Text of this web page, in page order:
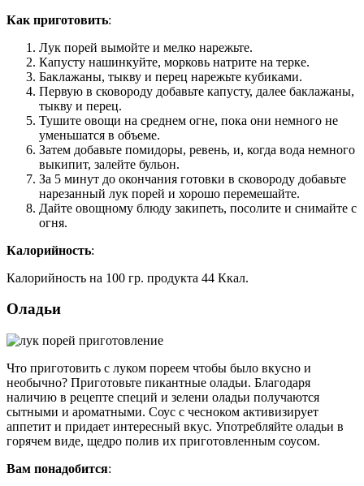
Как приготовить:
Лук порей вымойте и мелко нарежьте.
Капусту нашинкуйте, морковь натрите на терке.
Баклажаны, тыкву и перец нарежьте кубиками.
Первую в сковороду добавьте капусту, далее баклажаны,
тыкву и перец.
Тушите овощи на среднем огне, пока они немного не
уменьшатся в объеме.
Затем добавьте помидоры, ревень, и, когда вода немного
выкипит, залейте бульон.
За 5 минут до окончания готовки в сковороду добавьте
нарезанный лук порей и хорошо перемешайте.
Дайте овощному блюду закипеть, посолите и снимайте с
огня.
Калорийность:
Калорийность на 100 гр. продукта 44 Ккал.
Оладьи
Что приготовить с луком пореем чтобы было вкусно и
необычно? Приготовьте пикантные оладьи. Благодаря
наличию в рецепте специй и зелени оладьи получаются
сытными и ароматными. Соус с чесноком активизирует
аппетит и придает интересный вкус. Употребляйте оладьи в
горячем виде, щедро полив их приготовленным соусом.
Вам понадобится: